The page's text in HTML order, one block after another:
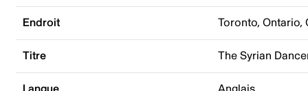
Endroit Toronto, Ontario,
Titre The Syrian